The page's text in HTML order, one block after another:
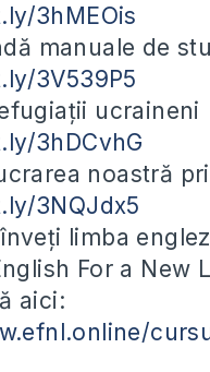
3hMEOis
manuale de
3V539P5
ucraineni
3hDCvhG
noastră
3NQJdx5
limba
For a New
aici: